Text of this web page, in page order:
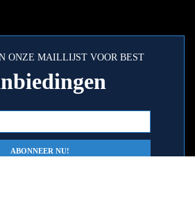
ONZE MAILLIJST VOOR BEST